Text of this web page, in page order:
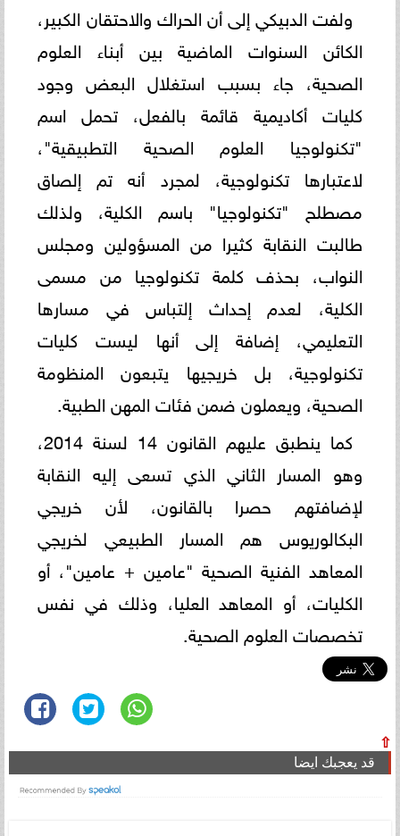
ولفت الدبيكي إلى أن الحراك والاحتقان الكبير،
الكائن السنوات الماضية بين أبناء العلوم
الصحية، جاء بسبب استغلال البعض وجود
كليات أكاديمية قائمة بالفعل، تحمل اسم
"تكنولوجيا العلوم الصحية التطبيقية"،
لاعتبارها تكنولوجية، لمجرد أنه تم إلصاق
مصطلح "تكنولوجيا" باسم الكلية، ولذلك
طالبت النقابة كثيرا من المسؤولين ومجلس
النواب، بحذف كلمة تكنولوجيا من مسمى
الكلية، لعدم إحداث إلتباس في مسارها
التعليمي، إضافة إلى أنها ليست كليات
تكنولوجية، بل خريجيها يتبعون المنظومة
الصحية، ويعملون ضمن فئات المهن الطبية.
كما ينطبق عليهم القانون 14 لسنة 2014،
وهو المسار الثاني الذي تسعى إليه النقابة
لإضافتهم حصرا بالقانون، لأن خريجي
البكالوريوس هم المسار الطبيعي لخريجي
المعاهد الفنية الصحية "عامين + عامين"، أو
الكليات، أو المعاهد العليا، وذلك في نفس
تخصصات العلوم الصحية.
⇧
قد يعجبك ايضا